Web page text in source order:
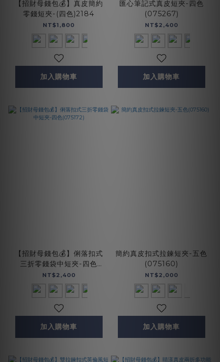
【招財母錢包💰】真皮簡約
零錢短夾-(四色)2184
NT$1,800
加入購物車
匯心筆記式真皮短夾-四色
(075267)
NT$2,400
加入購物車
【招財母錢包💰】俐落扣式
三折零錢袋中短夾-四色
(075172)
NT$2,400
加入購物車
簡約真皮扣式拉鍊短夾-五色
(075160)
NT$2,000
加入購物車